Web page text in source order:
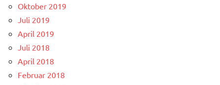
Oktober 2019
Juli 2019
April 2019
Juli 2018
April 2018
Februar 2018